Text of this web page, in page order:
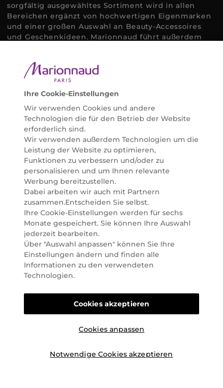
sorgfältig ausgewähltes Sortiment wird in allen
Bereichen ergänzt von hochwertigen Eigenmarken
und einer großen Auswahl an Beauty-Accessoires
und Geschenkideen. Marionnaud führt außerdem
Bedürfnissen individuell mit der perfekten Lösung
helfen zu können. Entdecken Sie auch unsere
Online Beauty Beratungen und bestellen Sie ganz
einfach alles für Ihre Beauty Routine direkt nach
Hause oder in Ihre Wunsch-Parfümerie liefern.
BERATUNG & EXPERTISE
Marionnaud wurde im Jahr 1984 in Paris gegründet
und ist seit 2001 in Österreich vertreten. Mit rund 80
Parfümerien und unserem Online Shop sind wir
Marktführer im selektiven Beautyhandel in
Österreich. Seit 2023 liefern wir auch nach
Deutschland. Durch abwechselnde Aktionen und
attraktive Angebote zu allen Anlässen finden Sie bei
Marionnaud alles, was Beauty Herzen höherschlagen
lässt. Wir glauben fest daran, dass Freude auf viele
Arten geschaffen werden kann. Vom beruhigenden
und pflegenden Gefühl Ihrer Lieblingsaugencreme
bis zur positiven Verpflichtung zu nachhaltigen
Rohstoffen. Darum suchen wir jeden Tag nach
Wegen, um Ihnen das tägliche Wohlfühlen zu
können online und offline zu beraten und bei Ihren
Fragen zu unterstützen.
Ihre Cookie-Einstellungen
Wir verwenden Cookies und andere
Technologien die für den Betrieb der Website
erforderlich sind.
Wir verwenden außerdem Technologien um die
Leistung der Website zu optimieren,
Funktionen zu verbessern und/oder zu
personalisieren und um Ihnen relevante
Werbung bereitzustellen.
Dabei arbeiten wir auch mit Partnern
zusammen.Entscheiden Sie selbst.
Ihre Cookie-Einstellungen werden für sechs
Monate gespeichert. Sie können Ihre Auswahl
jederzeit bearbeiten.
Über "Auswahl anpassen" können Sie Ihre
Einstellungen ändern und finden alle
Informationen zu den verwendeten
Technologien.
Cookies anpassen
Notwendige Cookies akzeptieren
Cookies akzeptieren